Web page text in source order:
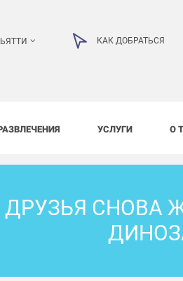
КАК ДОБРАТЬСЯ
УСЛУГИ О
СНОВА